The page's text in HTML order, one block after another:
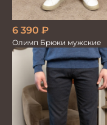
6 390 ₽
Олимп Брюки мужские